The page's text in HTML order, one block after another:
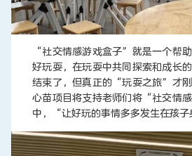
“社交情感游戏盒子”就是一个帮
好玩耍，在玩耍中共同探索和成长
结束了，但真正的“玩耍之旅”才
心苗项目将支持老师们将“社交情
中，“让好玩的事情多多发生在孩子